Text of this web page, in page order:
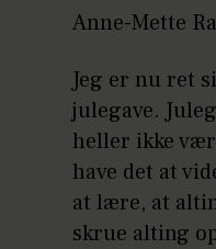
Anne-Mette
Jeg er nu ret
julegave.
heller ikke
have det at
at lære, at
skrue alting